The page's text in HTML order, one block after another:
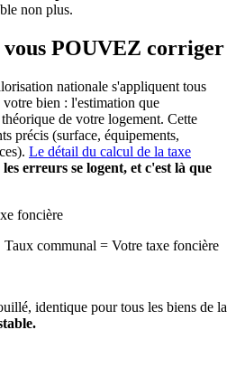
non plus.
POUVEZ corriger
nationale s'appliquent tous
votre bien : l'estimation que
de votre logement. Cette
précis (surface, équipements,
Le détail du calcul de la taxe
erreurs se logent, et c'est là que
foncière
Taux communal = Votre taxe foncière
identique pour tous les biens de la